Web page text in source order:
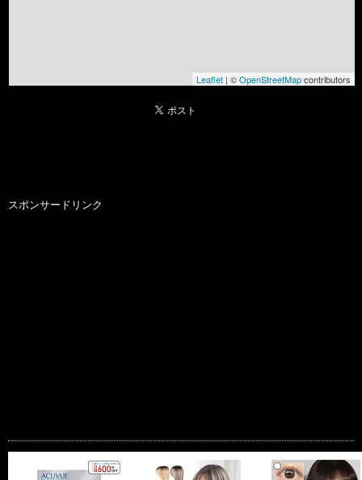
Leaflet | ©OpenStreetMapcontributors
スポンサードリンク